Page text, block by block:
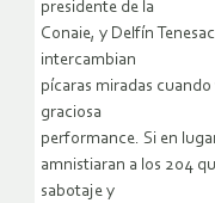
presidente de la
Conaie, y Delfín
intercambian
pícaras miradas
graciosa
performance. Si en
amnistiaran a los 204
sabotaje y